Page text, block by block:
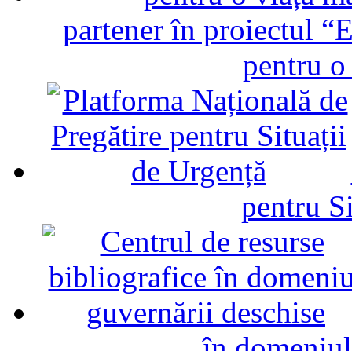
partener în proiectul
pentru
pentru